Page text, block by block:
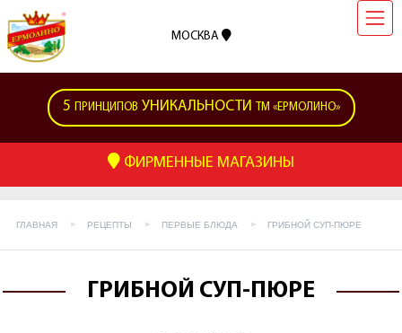
МОСКВА
5 ПРИНЦИПОВ УНИКАЛЬНОСТИ ТМ «ЕРМОЛИНО»
ФИРМЕННЫЕ МАГАЗИНЫ
ГЛАВНАЯ РЕЦЕПТЫ ПЕРВЫЕ БЛЮДА ГРИБНОЙ СУП-ПЮРЕ
ГРИБНОЙ СУП-ПЮРЕ